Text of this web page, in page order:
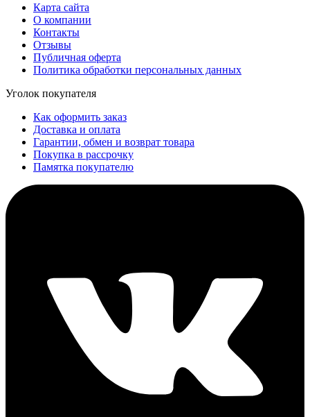
Карта сайта
О компании
Контакты
Отзывы
Публичная оферта
Политика обработки персональных данных
Уголок покупателя
Как оформить заказ
Доставка и оплата
Гарантии, обмен и возврат товара
Покупка в рассрочку
Памятка покупателю